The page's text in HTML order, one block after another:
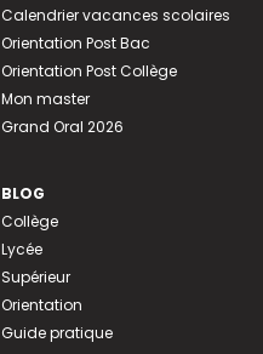
Calendrier vacances scolaires
Orientation Post Bac
Orientation Post Collège
Mon master
Grand Oral 2026
BLOG
Collège
Lycée
Supérieur
Orientation
Guide pratique